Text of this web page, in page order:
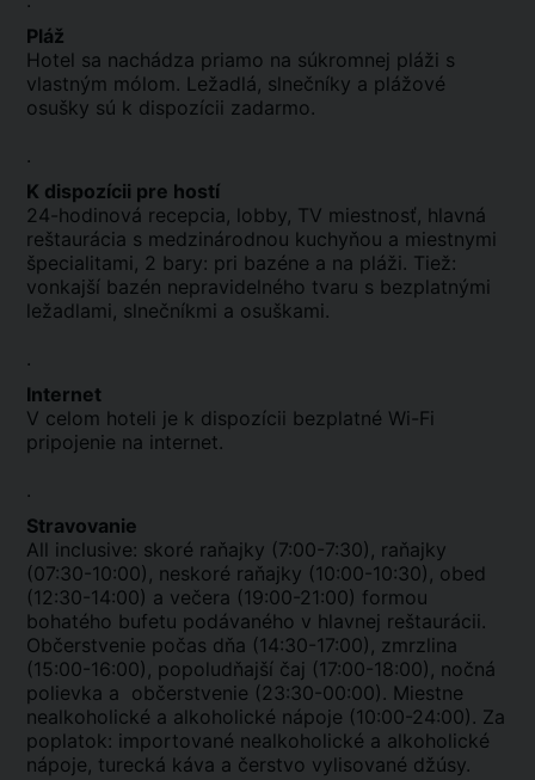
Pláž
Hotel sa nachádza priamo na súkromnej pláži s
vlastným mólom. Ležadlá, slnečníky a plážové
osušky sú k dispozícii zadarmo.
.
K dispozícii pre hostí
24-hodinová recepcia, lobby, TV miestnosť, hlavná
reštaurácia s medzinárodnou kuchyňou a miestnymi
špecialitami, 2 bary: pri bazéne a na pláži. Tiež:
vonkajší bazén nepravidelného tvaru s bezplatnými
ležadlami, slnečníkmi a osuškami.
.
Internet
V celom hoteli je k dispozícii bezplatné Wi-Fi
pripojenie na internet.
.
Stravovanie
All inclusive: skoré raňajky (7:00-7:30), raňajky
(07:30-10:00), neskoré raňajky (10:00-10:30), obed
(12:30-14:00) a večera (19:00-21:00) formou
bohatého bufetu podávaného v hlavnej reštaurácii.
Občerstvenie počas dňa (14:30-17:00), zmrzlina
(15:00-16:00), popoludňajší čaj (17:00-18:00), nočná
polievka a občerstvenie (23:30-00:00). Miestne
nealkoholické a alkoholické nápoje (10:00-24:00). Za
poplatok: importované nealkoholické a alkoholické
nápoje, turecká káva a čerstvo vylisované džúsy.